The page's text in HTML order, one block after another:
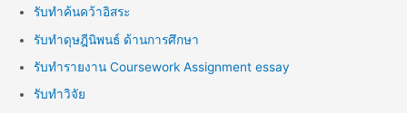
รับทำค้นคว้าอิสระ
รับทำดุษฎีนิพนธ์ ด้านการศึกษา
รับทำรายงาน Coursework Assignment essay
รับทำวิจัย